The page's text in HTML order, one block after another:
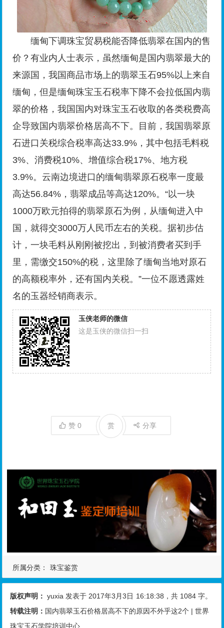
缅甸下调珠宝贸易税能否降低翡翠在国内的售
价？有业内人士表示，虽然缅甸是国内翡翠最大的
来源国，我国商品市场上的翡翠玉石95%以上来自
缅甸，但是缅甸珠宝玉石税率下降不会拉低国内翡
翠的价格，我国国内对珠宝玉石收取的各类税费高
企导致国内翡翠价格居高不下。目前，我国翡翠原
石进口关税综合税率高达33.9%，其中包括毛料税
3%、消费税10%、增值综合税17%、地方税
3.9%。云南边境进口的缅甸翡翠原石税率一度最
高达56.84%，翡翠成品等高达120%。“以一块
1000万欧元拍得的翡翠原石为例，从缅甸进入中
国，就得交3000万人民币左右的关税。据初步估
计，一块毛料从刚刚被挖出，到被消费者买到手
里，需缴交150%的税，这里除了缅甸当地对原石
的高额税率外，还有国内关税。”一位不愿透露姓
名的玉器经销商表示。
玉侠老师的微信
这是玉侠的微信扫一扫
赞0 分享
赏
所属分类： 珠宝鉴赏
版权声明： yuxia 发表于 2017年3月3日 16:18:38 ，共 1084 字。
转载注明： 国内翡翠玉石价格居高不下的原因不外乎这2个 | 世界
珠宝玉石学院培训中心